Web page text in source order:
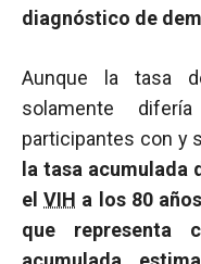
diagnóstico de
Aunque la tasa
solamente
participantes con y
la tasa acumulada
elVIH a los 80
que